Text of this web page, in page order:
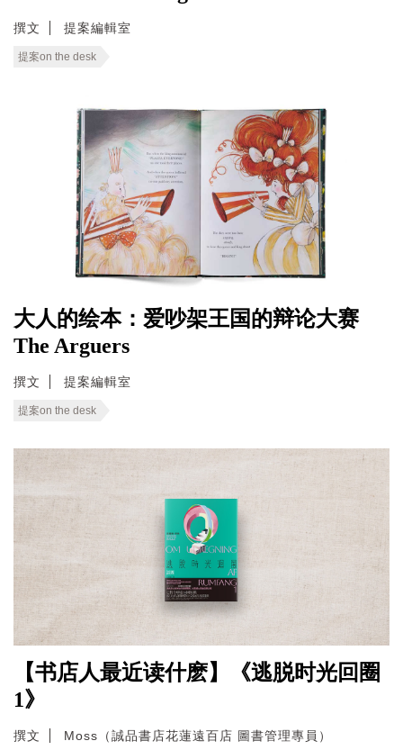
撰文 提案編輯室
提案on the desk
大人的绘本：爱吵架王国的辩论大赛
The Arguers
撰文 提案編輯室
提案on the desk
【书店人最近读什麽】《逃脱时光回圈
1》
撰文 Moss（誠品書店花蓮遠百店 圖書管理專員）